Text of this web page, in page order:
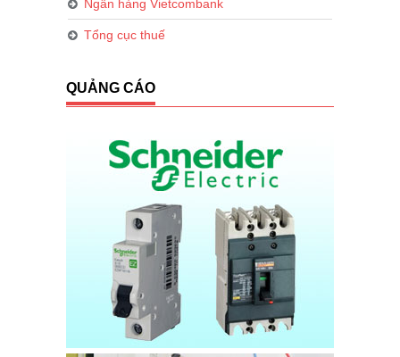
Ngân hàng Vietcombank
Tổng cục thuế
QUẢNG CÁO